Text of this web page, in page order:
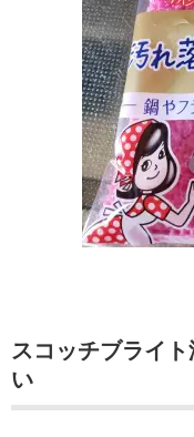
スコッチブライ
い